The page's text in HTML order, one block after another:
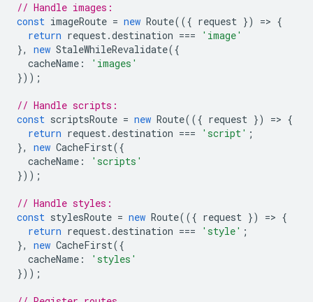
// Handle images:
const imageRoute = new Route(({ request }) => {
return request.destination ===
'image'
},
new StaleWhileRevalidate({
cacheName :
'images'
}));
// Handle scripts:
const scriptsRoute = new Route(({ request }) => {
return request.destination === 'script' ;
},
new CacheFirst({
cacheName :
'scripts'
}));
// Handle styles:
const stylesRoute = new Route(({ request }) => {
return request.destination === 'style' ;
},
new CacheFirst({
cacheName :
'styles'
}));